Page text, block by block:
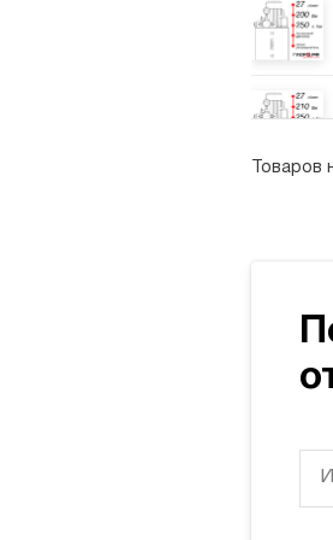
Товаров